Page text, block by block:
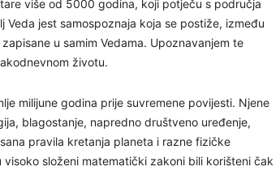
više od 5000 godina, koji potječu s područja
Veda jest samospoznaja koja se postiže, između
u samim Vedama. Upoznavanjem te
životu.
milijune godina prije suvremene povijesti. Njene
blagostanje, napredno društveno uređenje,
pravila kretanja planeta i razne fizičke
složeni matematički zakoni bili korišteni čak